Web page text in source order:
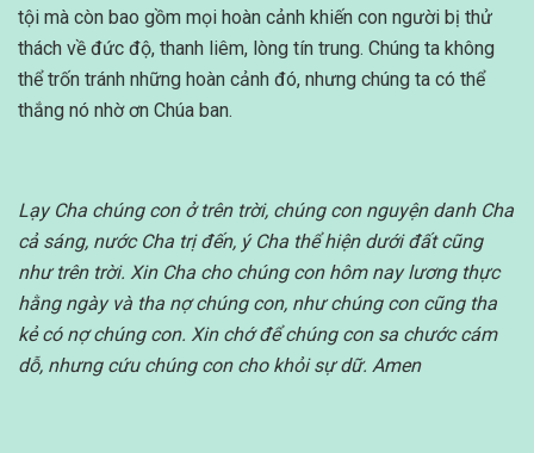
tội mà còn bao gồm mọi hoàn cảnh khiến con người bị thử
thách về đức độ, thanh liêm, lòng tín trung. Chúng ta không
thể trốn tránh những hoàn cảnh đó, nhưng chúng ta có thể
thắng nó nhờ ơn Chúa ban.
Lạy Cha chúng con ở trên trời, chúng con nguyện danh Cha
cả sáng, nước Cha trị đến, ý Cha thể hiện dưới đất cũng
như trên trời. Xin Cha cho chúng con hôm nay lương thực
hằng ngày và tha nợ chúng con, như chúng con cũng tha
kẻ có nợ chúng con. Xin chớ để chúng con sa chước cám
dỗ, nhưng cứu chúng con cho khỏi sự dữ. Amen